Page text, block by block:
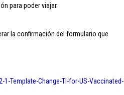
para poder viajar.
la confirmación del formulario que
1-Template-Change-TI-for-US-Vaccinated-